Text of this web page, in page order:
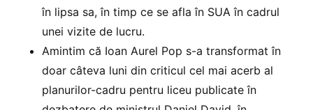
în lipsa sa, în timp ce se afla în SUA în cadrul
unei vizite de lucru.
Amintim că Ioan Aurel Pop s-a transformat în
doar câteva luni din criticul cel mai acerb al
planurilor-cadru pentru liceu publicate în